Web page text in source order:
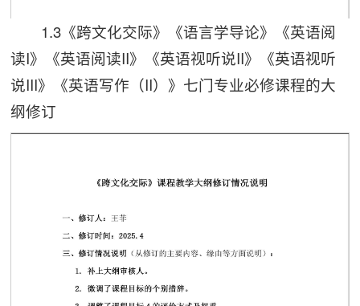
第 2 页
第 1 页
1.3《跨文化交际》《语言学导论》《英语阅
读I》《英语阅读II》《英语视听说II》《英语视听
说III》《英语写作（II）》七门专业必修课程的大
纲修订